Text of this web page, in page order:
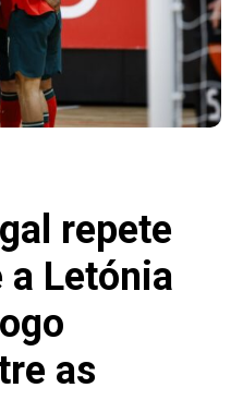
repete
Letónia
as